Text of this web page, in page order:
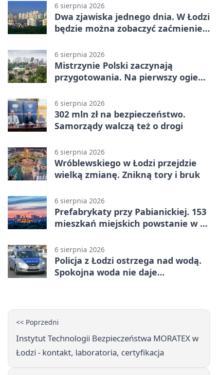
6 sierpnia 2026
Dwa zjawiska jednego dnia. W Łodzi
będzie można zobaczyć zaćmienie i
6 sierpnia 2026
Mistrzynie Polski zaczynają
przygotowania. Na pierwszy ogień
6 sierpnia 2026
302 mln zł na bezpieczeństwo.
Samorządy walczą też o drogi
6 sierpnia 2026
Wróblewskiego w Łodzi przejdzie
wielką zmianę. Znikną tory i bruk
6 sierpnia 2026
Prefabrykaty przy Pabianickiej. 153
mieszkań miejskich powstanie w 15
6 sierpnia 2026
Policja z Łodzi ostrzega nad wodą.
Spokojna woda nie daje
<< Poprzedni
Instytut Technologii Bezpieczeństwa MORATEX w
Łodzi - kontakt, laboratoria, certyfikacja